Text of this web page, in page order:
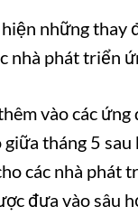
những thay
nhà phát triển
vào các ứng
tháng 5
các nhà phát
đưa vào sâu